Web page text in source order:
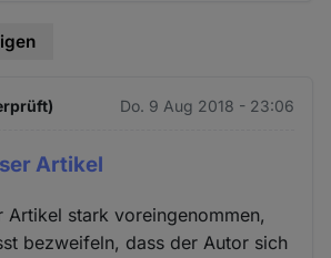
Do. 9 Aug 2018 - 23:06
Artikel
Artikel stark voreingenommen,
bezweifeln, dass der Autor sich